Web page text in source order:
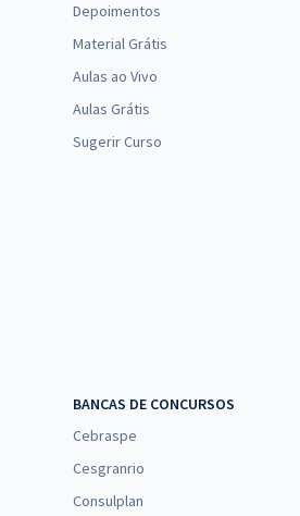
Depoimentos
Material Grátis
Aulas ao Vivo
Aulas Grátis
Sugerir Curso
BANCAS DE CONCURSOS
Cebraspe
Cesgranrio
Consulplan